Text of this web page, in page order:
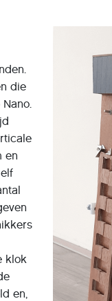
die
en
klok
en,